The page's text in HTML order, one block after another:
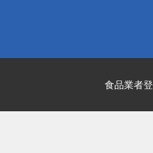
食品業者